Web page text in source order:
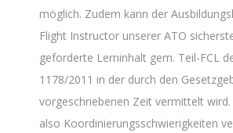
möglich. Zudem kann der
Flight Instructor unserer ATO
geforderte Lerninhalt gem. Teil-FCL
1178/2011 in der durch den
vorgeschriebenen Zeit vermittelt
also Koordinierungsschwierigkeiten